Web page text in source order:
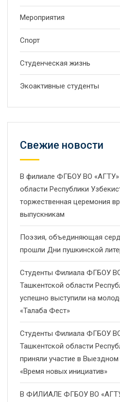
Мероприятия
Спорт
Студенческая жизнь
Экоактивные студенты
Свежие новости
В филиале ФГБОУ ВО «АГТУ»
области Республики
торжественная церемония
выпускникам
Поэзия, объединяющая
прошли Дни пушкинской
Студенты Филиала ФГБОУ
Ташкентской области
успешно выступили на
«Талаба Фест»
Студенты Филиала ФГБОУ
Ташкентской области
приняли участие в
«Время новых инициатив»
В ФИЛИАЛЕ ФГБОУ ВО